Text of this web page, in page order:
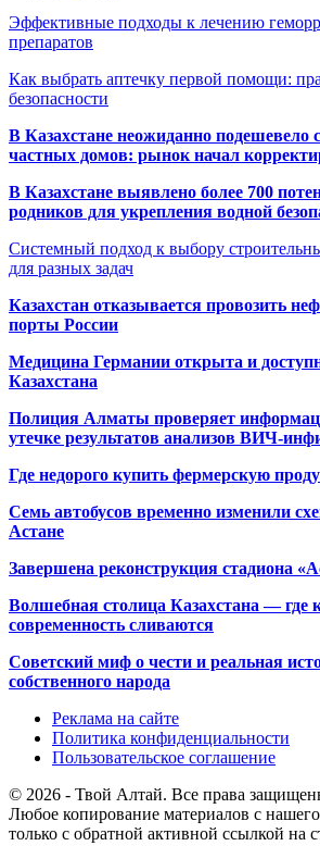
Эффективные подходы к лечению
препаратов
Как выбрать аптечку первой помощи:
безопасности
В Казахстане неожиданно подешевело
частных домов: рынок начал
В Казахстане выявлено более 700
родников для укрепления водной
Системный подход к выбору
для разных задач
Казахстан отказывается провозить
порты России
Медицина Германии открыта и
Казахстана
Полиция Алматы проверяет
утечке результатов анализов ВИЧ-
Где недорого купить фермерскую
Семь автобусов временно изменили
Астане
Завершена реконструкция стадиона
Волшебная столица Казахстана — где
современность сливаются
Советский миф о чести и реальная
собственного народа
Реклама на сайте
Политика конфиденциальности
Пользовательское соглашение
© 2026 - Твой Алтай. Все права
Любое копирование материалов с нашего
только с обратной активной ссылкой на